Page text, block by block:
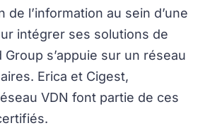
de l’information au sein d’une
intégrer ses solutions de
s’appuie sur un réseau
Erica et Cigest,
VDN font partie de ces